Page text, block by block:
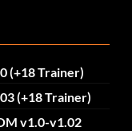
(+18 Trainer)
(+18 Trainer)
v1.0-v1.02